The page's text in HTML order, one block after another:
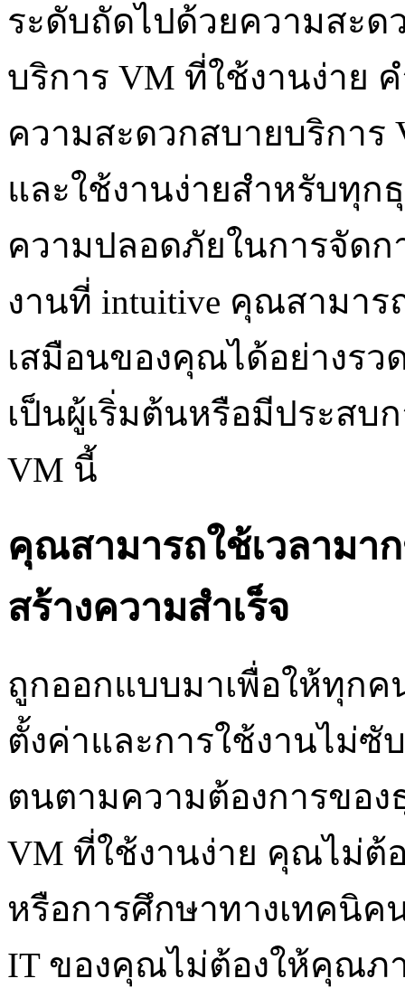
ระดับถัดไปด้วยความสะด
บริการ VM ที่ใช้งานง่าย
ความสะดวกสบายบริการ
และใช้งานง่ายสำหรับทุ
ความปลอดภัยในการจัด
งานที่ intuitive คุณสามาร
เสมือนของคุณได้อย่างร
เป็นผู้เริ่มต้นหรือมีประสบ
VM นี้
คุณสามารถใช้เวลามา
สร้างความสำเร็
ถูกออกแบบมาเพื่อให้ทุกค
ตั้งค่าและการใช้งานไม่
ตนตามความต้องการของ
VM ที่ใช้งานง่าย คุณไม่ต้
หรือการศึกษาทางเทคนิค
IT ของคุณไม่ต้องให้คุณภ